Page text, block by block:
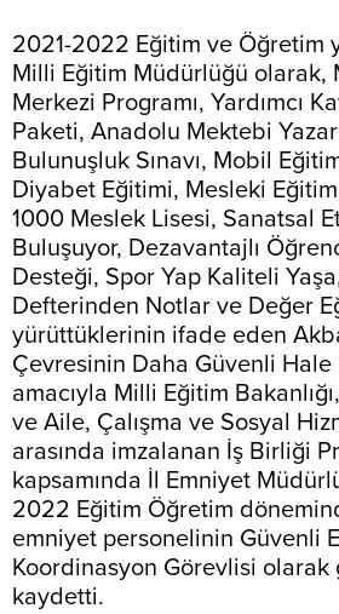
2021-2022 Eğitim ve Öğretim
Milli Eğitim Müdürlüğü olarak,
Merkezi Programı, Yardımcı
Paketi, Anadolu Mektebi Yazar
Bulunuşluk Sınavı, Mobil
Diyabet Eğitimi, Mesleki
1000 Meslek Lisesi, Sanatsal
Buluşuyor, Dezavantajlı
Desteği, Spor Yap Kaliteli
Defterinden Notlar ve Değer
yürüttüklerinin ifade eden
Çevresinin Daha Güvenli Hale
amacıyla Milli Eğitim
ve Aile, Çalışma ve Sosyal
arasında imzalanan İş Birliği
kapsamında İl Emniyet
2022 Eğitim Öğretim
emniyet personelinin Güvenli
Koordinasyon Görevlisi
kaydetti.